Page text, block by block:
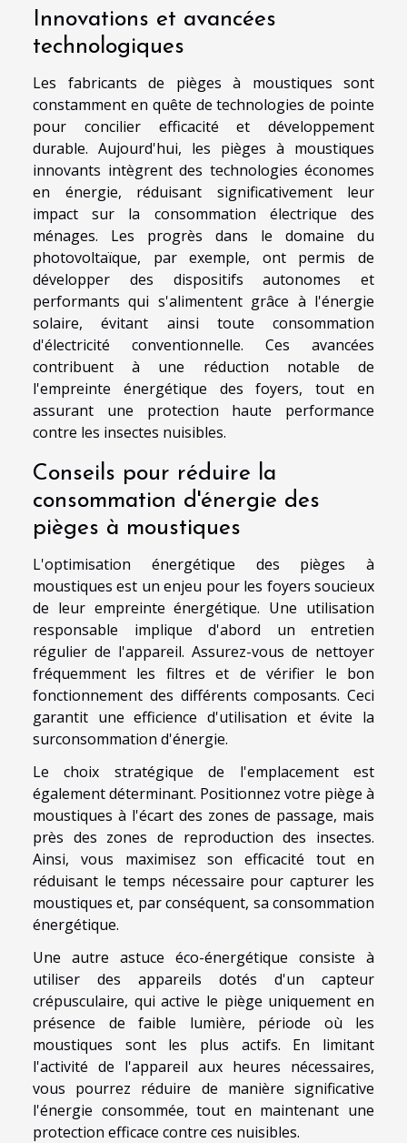
Innovations et avancées
technologiques
Les fabricants de pièges à moustiques sont
constamment en quête de technologies de pointe
pour concilier efficacité et développement
durable. Aujourd'hui, les pièges à moustiques
innovants intègrent des technologies économes
en énergie, réduisant significativement leur
impact sur la consommation électrique des
ménages. Les progrès dans le domaine du
photovoltaïque, par exemple, ont permis de
développer des dispositifs autonomes et
performants qui s'alimentent grâce à l'énergie
solaire, évitant ainsi toute consommation
d'électricité conventionnelle. Ces avancées
contribuent à une réduction notable de
l'empreinte énergétique des foyers, tout en
assurant une protection haute performance
contre les insectes nuisibles.
Conseils pour réduire la
consommation d'énergie des
pièges à moustiques
L'optimisation énergétique des pièges à
moustiques est un enjeu pour les foyers soucieux
de leur empreinte énergétique. Une utilisation
responsable implique d'abord un entretien
régulier de l'appareil. Assurez-vous de nettoyer
fréquemment les filtres et de vérifier le bon
fonctionnement des différents composants. Ceci
garantit une efficience d'utilisation et évite la
surconsommation d'énergie.
Le choix stratégique de l'emplacement est
également déterminant. Positionnez votre piège à
moustiques à l'écart des zones de passage, mais
près des zones de reproduction des insectes.
Ainsi, vous maximisez son efficacité tout en
réduisant le temps nécessaire pour capturer les
moustiques et, par conséquent, sa consommation
énergétique.
Une autre astuce éco-énergétique consiste à
utiliser des appareils dotés d'un capteur
crépusculaire, qui active le piège uniquement en
présence de faible lumière, période où les
moustiques sont les plus actifs. En limitant
l'activité de l'appareil aux heures nécessaires,
vous pourrez réduire de manière significative
l'énergie consommée, tout en maintenant une
protection efficace contre ces nuisibles.